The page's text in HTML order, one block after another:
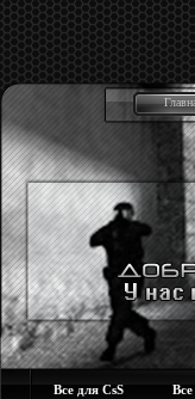
Все для CsS